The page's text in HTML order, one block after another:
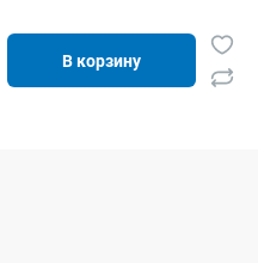
В корзину